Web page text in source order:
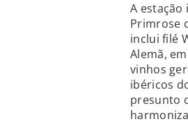
A
Primrose
inclui filé
Alemã,
vinhos
ibéricos
presunto